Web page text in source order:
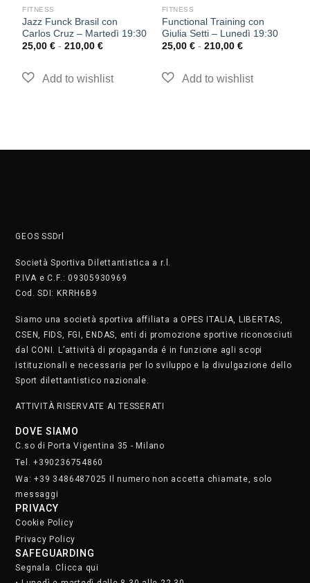
FITNESS
Jazz Funck Brasil con
Carlos Cruz – Martedì 19:30
25,00€ - 210,00€
FITNESS
Functional Training con
Giulia Setti – Lunedì 19:30
25,00 € - 210,00 €
GEOS SSDrl
Società Sportiva Dilettantistica a r.l.
P.IVA e C.F.: 09305930969
Cod. SDI: KRRH6B9
Siamo una società sportiva affiliata a OPES ITALIA, LIBERTAS,
CSEN, FIDS, FGI, ENDAS, enti di promozione sportive riconosciuti
dal CONI. L’attività di propaganda é in funzione agli scopi
istituzionali e necessaria per lo sviluppo e la divulgazione dello
Sport dilettantistico nazionale.
ATTIVITÀ RISERVATE AI TESSERATI
DOVE SIAMO
C.so di Porta Vigentina 35 - Milano
Tel. +390236754860
Wa: +39 3486487025 Il numero non accetta chiamate, solo
messaggi
PRIVACY
Cookie Policy
Privacy Policy
SAFEGUARDING
Segnala. Clicca qui